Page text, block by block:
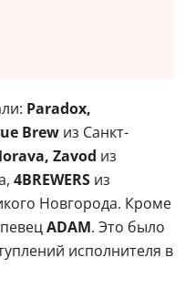
Paradox,
Brew из Санкт-
Zavod из
4BREWERS из
Новгорода. Кроме
ADAM. Это было
исполнителя в